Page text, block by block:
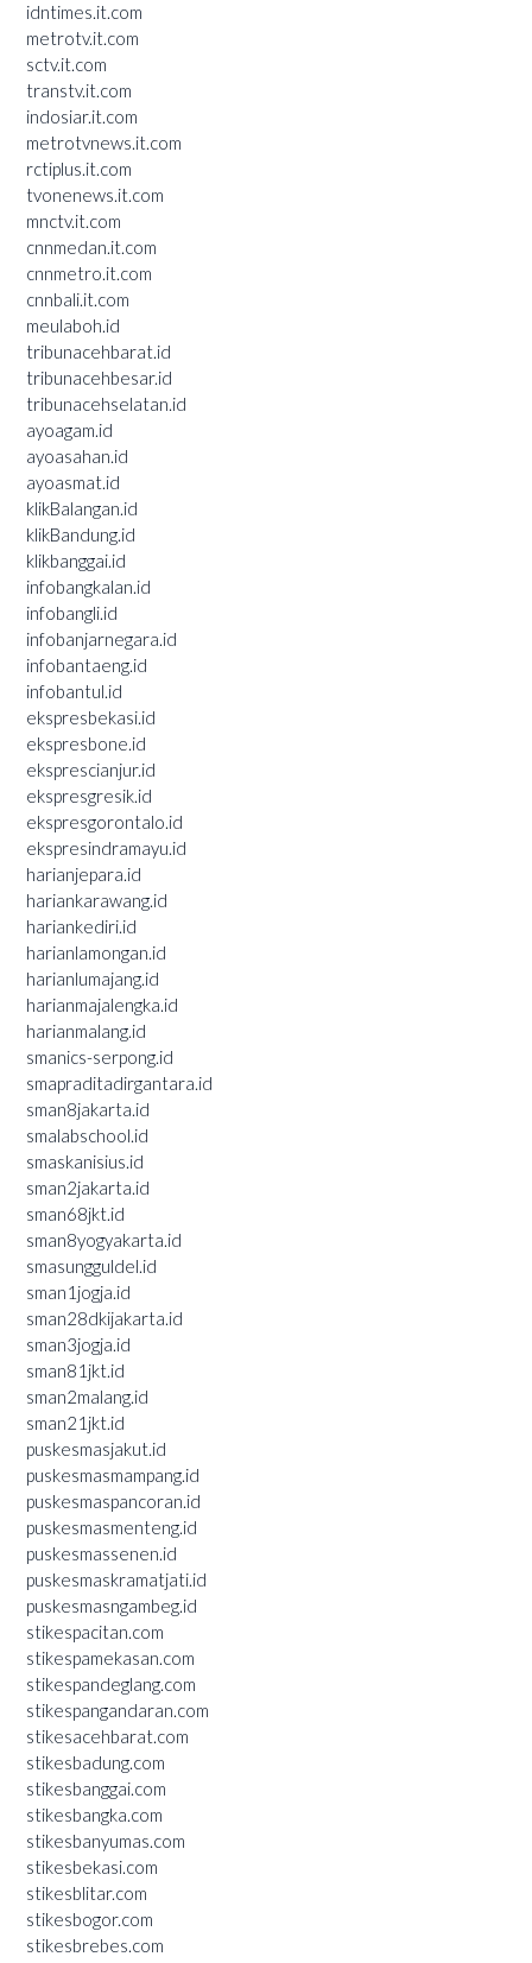
idntimes.it.com
metrotv.it.com
sctv.it.com
transtv.it.com
indosiar.it.com
metrotvnews.it.com
rctiplus.it.com
tvonenews.it.com
mnctv.it.com
cnnmedan.it.com
cnnmetro.it.com
cnnbali.it.com
meulaboh.id
tribunacehbarat.id
tribunacehbesar.id
tribunacehselatan.id
ayoagam.id
ayoasahan.id
ayoasmat.id
klikBalangan.id
klikBandung.id
klikbanggai.id
infobangkalan.id
infobangli.id
infobanjarnegara.id
infobantaeng.id
infobantul.id
ekspresbekasi.id
ekspresbone.id
eksprescianjur.id
ekspresgresik.id
ekspresgorontalo.id
ekspresindramayu.id
harianjepara.id
hariankarawang.id
hariankediri.id
harianlamongan.id
harianlumajang.id
harianmajalengka.id
harianmalang.id
smanics-serpong.id
smapraditadirgantara.id
sman8jakarta.id
smalabschool.id
smaskanisius.id
sman2jakarta.id
sman68jkt.id
sman8yogyakarta.id
smasungguldel.id
sman1jogja.id
sman28dkijakarta.id
sman3jogja.id
sman81jkt.id
sman2malang.id
sman21jkt.id
puskesmasjakut.id
puskesmasmampang.id
puskesmaspancoran.id
puskesmasmenteng.id
puskesmassenen.id
puskesmaskramatjati.id
puskesmasngambeg.id
stikespacitan.com
stikespamekasan.com
stikespandeglang.com
stikespangandaran.com
stikesacehbarat.com
stikesbadung.com
stikesbanggai.com
stikesbangka.com
stikesbanyumas.com
stikesbekasi.com
stikesblitar.com
stikesbogor.com
stikesbrebes.com